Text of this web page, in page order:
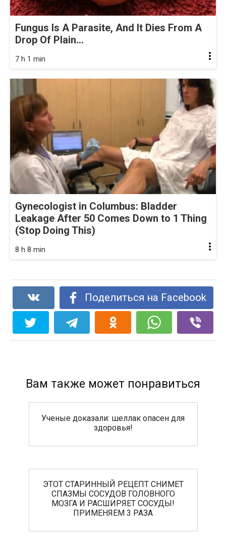
Fungus Is A Parasite, And It Dies From A
Drop Of Plain...
7 h 1 min
Gynecologist in Columbus: Bladder
Leakage After 50 Comes Down to 1 Thing
(Stop Doing This)
8 h 8 min
Поделиться на Facebook
Вам также может понравиться
Ученые доказали: шеллак опасен для
здоровья!
ЭТОТ СТАРИННЫЙ РЕЦЕПТ СНИМЕТ
СПАЗМЫ СОСУДОВ ГОЛОВНОГО
МОЗГА И РАСШИРЯЕТ СОСУДЫ!
ПРИМЕНЯЕМ 3 РАЗА